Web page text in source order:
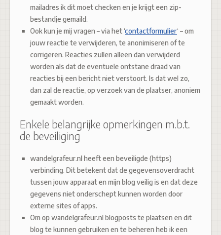
mailadres ik dit moet checken en je krijgt een zip-
bestandje gemaild.
Ook kun je mij vragen – via het ‘contactformulier‘ – om
jouw reactie te verwijderen, te anonimiseren of te
corrigeren. Reacties zullen alleen dan verwijderd
worden als dat de eventuele ontstane draad van
reacties bij een bericht niet verstoort. Is dat wel zo,
dan zal de reactie, op verzoek van de plaatser, anoniem
gemaakt worden.
Enkele belangrijke opmerkingen m.b.t.
de beveiliging
wandelgrafeur.nl heeft een beveiligde (https)
verbinding. Dit betekent dat de gegevensoverdracht
tussen jouw apparaat en mijn blog veilig is en dat deze
gegevens niet onderschept kunnen worden door
externe sites of apps.
Om op wandelgrafeur.nl blogposts te plaatsen en dit
blog te kunnen gebruiken en te beheren heb ik een